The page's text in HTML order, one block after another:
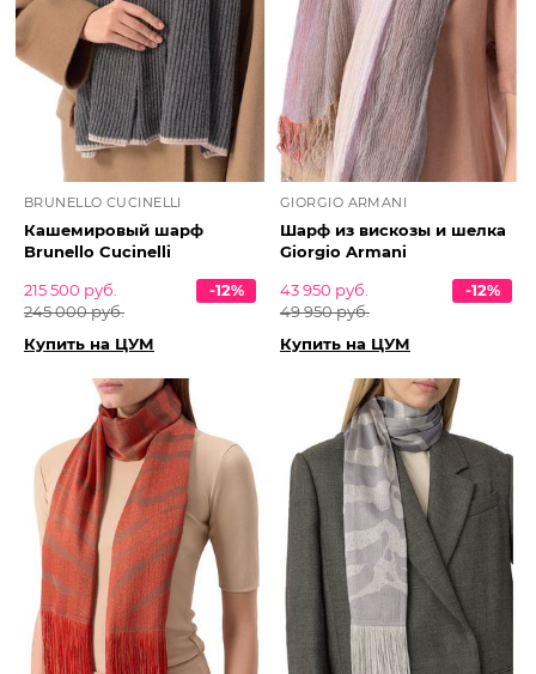
BRUNELLO CUCINELLI
Кашемировый шарф
Brunello Cucinelli
215 500 руб.
245 000 руб.
-12%
Купить на ЦУМ
GIORGIO ARMANI
Шарф из вискозы и шелка
Giorgio Armani
43 950 руб.
49 950 руб.
-12%
Купить на ЦУМ